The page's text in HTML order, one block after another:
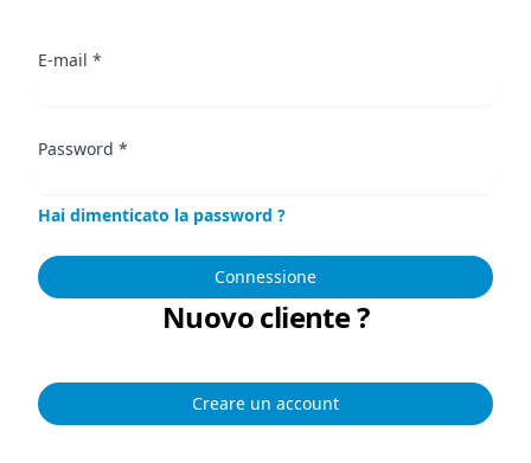
E-mail *
Password *
Hai dimenticato la password ?
Connessione
Nuovo cliente ?
Creare un account